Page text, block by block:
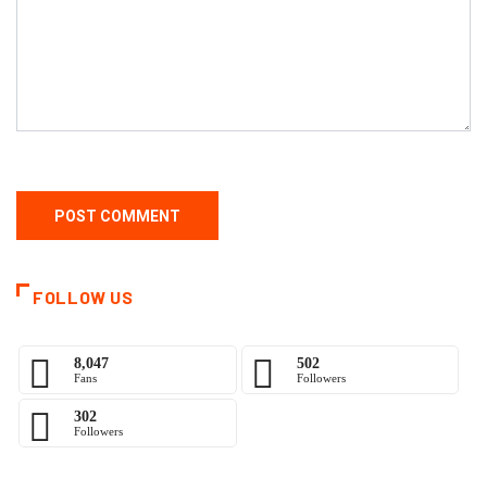
FOLLOW US
8,047
Fans
502
Followers
302
Followers